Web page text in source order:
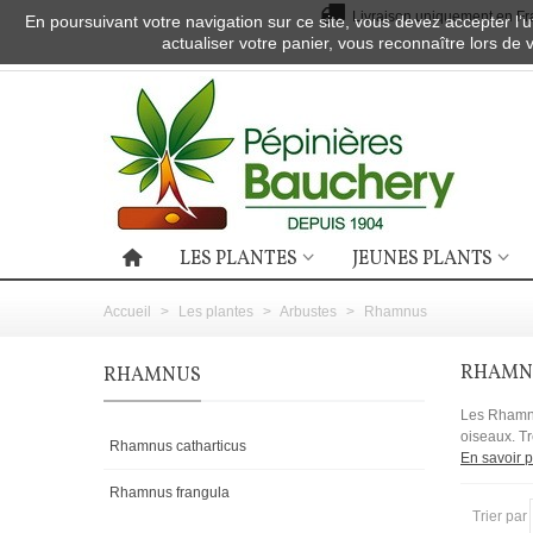
En poursuivant votre navigation sur ce site, vous devez accepter
actualiser votre panier, vous reconnaître lors
Livraison uniquement en
LES PLANTES JEUNES PLANTS
Accueil > Les plantes > Arbustes > Rhamnus
RHAMNUS
Rhamnus catharticus
Rhamnus frangula
Les
oiseaux.
En savoir
Trier par